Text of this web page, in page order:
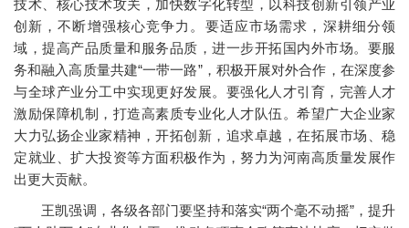
技术、核心技术攻关，加快数字化转型，以科技创新引领产业
创新，不断增强核心竞争力。要适应市场需求，深耕细分领
域，提高产品质量和服务品质，进一步开拓国内外市场。要服
务和融入高质量共建“一带一路”，积极开展对外合作，在深度参
与全球产业分工中实现更好发展。要强化人才引育，完善人才
激励保障机制，打造高素质专业化人才队伍。希望广大企业家
大力弘扬企业家精神，开拓创新，追求卓越，在拓展市场、稳
定就业、扩大投资等方面积极作为，努力为河南高质量发展作
出更大贡献。
王凯强调，各级各部门要坚持和落实“两个毫不动摇”，提升